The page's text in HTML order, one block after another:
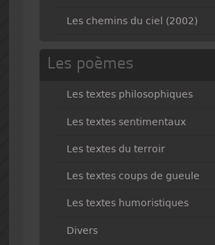
Les chemins du ciel (2002)
Les poèmes
Les textes philosophiques
Les textes sentimentaux
Les textes du terroir
Les textes coups de gueule
Les textes humoristiques
Divers